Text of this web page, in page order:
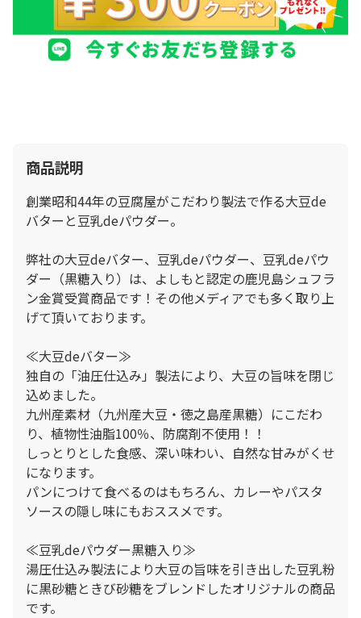
商品説明
創業昭和44年の豆腐屋がこだわり製法で作る大豆de
バターと豆乳deパウダー。
弊社の大豆deバター、豆乳deパウダー、豆乳deパウ
ダー（黒糖入り）は、よしもと認定の鹿児島シュフラ
ン金賞受賞商品です！その他メディアでも多く取り上
げて頂いております。
≪大豆deバター≫
独自の「油圧仕込み」製法により、大豆の旨味を閉じ
込めました。
九州産素材（九州産大豆・徳之島産黒糖）にこだわ
り、植物性油脂100％、防腐剤不使用！！
しっとりとした食感、深い味わい、自然な甘みがくせ
になります。
パンにつけて食べるのはもちろん、カレーやパスタ
ソースの隠し味にもおススメです。
≪豆乳deパウダー黒糖入り≫
湯圧仕込み製法により大豆の旨味を引き出した豆乳粉
に黒砂糖ときび砂糖をブレンドしたオリジナルの商品
です。